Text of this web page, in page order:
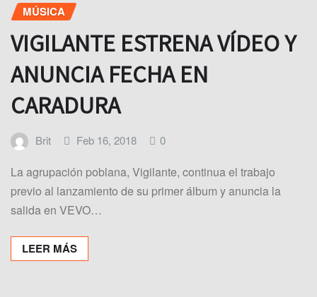
MÚSICA
VIGILANTE ESTRENA VÍDEO Y
ANUNCIA FECHA EN
CARADURA
Brit Feb 16, 2018 0
La agrupación poblana, Vigilante, continua el trabajo
previo al lanzamiento de su primer álbum y anuncia la
salida en VEVO…
LEER MÁS